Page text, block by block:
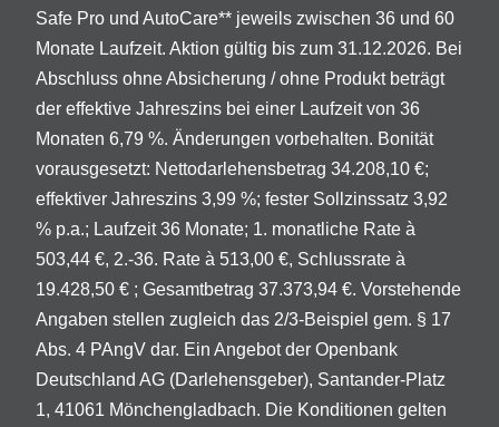
Safe Pro und AutoCare** jeweils zwischen 36 und 60
Monate Laufzeit. Aktion gültig bis zum 31.12.2026. Bei
Abschluss ohne Absicherung / ohne Produkt beträgt
der effektive Jahreszins bei einer Laufzeit von 36
Monaten 6,79 %. Änderungen vorbehalten. Bonität
vorausgesetzt: Nettodarlehensbetrag 34.208,10 €;
effektiver Jahreszins 3,99 %; fester Sollzinssatz 3,92
% p.a.; Laufzeit 36 Monate; 1. monatliche Rate à
503,44 €, 2.-36. Rate à 513,00 €, Schlussrate à
19.428,50 € ; Gesamtbetrag 37.373,94 €. Vorstehende
Angaben stellen zugleich das 2/3-Beispiel gem. § 17
Abs. 4 PAngV dar. Ein Angebot der Openbank
Deutschland AG (Darlehensgeber), Santander-Platz
1, 41061 Mönchengladbach. Die Konditionen gelten